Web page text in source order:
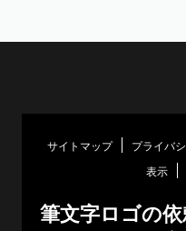
サイトマップ プライバ
表示
筆文字ロゴの